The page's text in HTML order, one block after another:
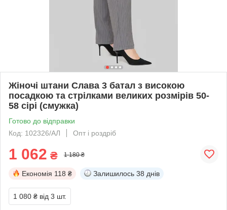
Жіночі штани Слава 3 батал з високою
посадкою та стрілками великих розмірів 50-
58 сірі (смужка)
Готово до відправки
Код: 102326/АЛ
Опт і роздріб
1 062 ₴ 1 180 ₴
Економія 118 ₴ Залишилось 38 днів
1 080 ₴ від 3 шт.